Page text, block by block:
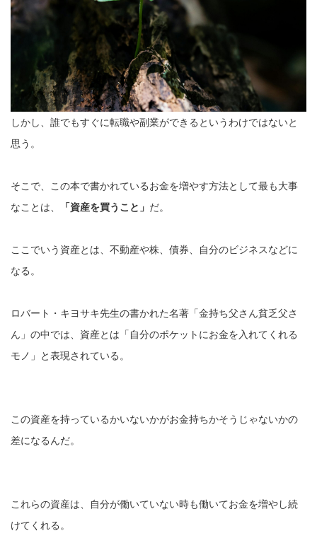
しかし、誰でもすぐに転職や副業ができるというわけではないと
思う。
そこで、この本で書かれているお金を増やす方法として最も大事
なことは、
「資産を買うこと」 だ。
ここでいう資産とは、不動産や株、債券、自分のビジネスなどに
なる。
ロバート・キヨサキ先生の書かれた名著「金持ち父さん貧乏父さ
ん」の中では、資産とは「自分のポケットにお金を入れてくれる
モノ」と表現されている。
この資産を持っているかいないかがお金持ちかそうじゃないかの
差になるんだ。
これらの資産は、自分が働いていない時も働いてお金を増やし続
けてくれる。